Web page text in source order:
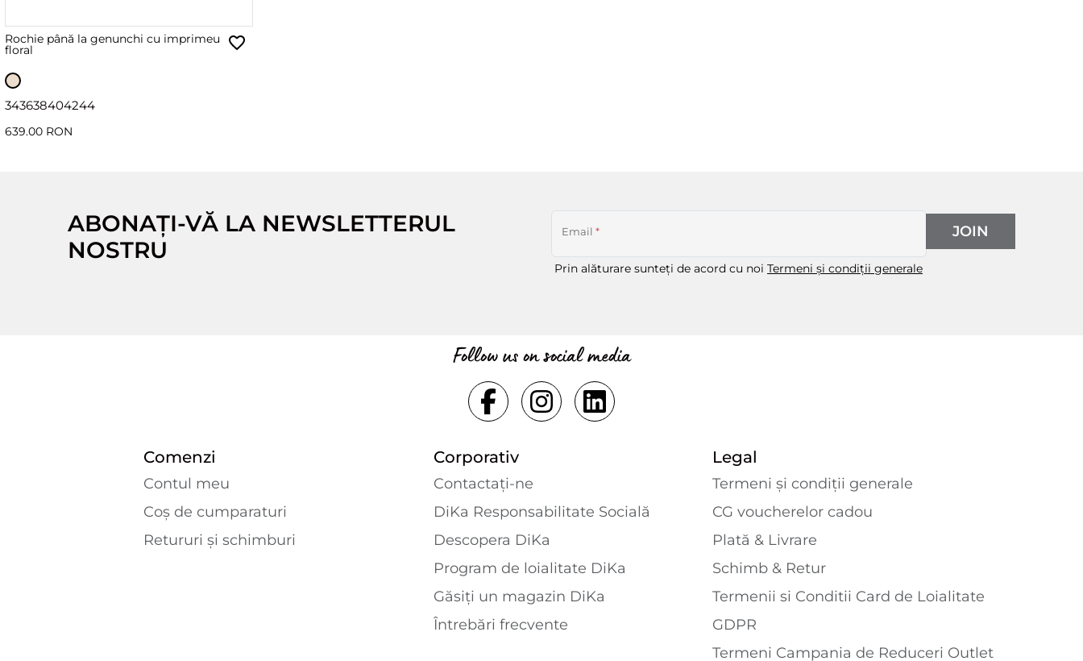
Rochie până la genunchi cu imprimeu
floral
343638404244
639.00 RON
ABONAȚI-VĂ LA NEWSLETTERUL
NOSTRU
Email *
Prin alăturare sunteți de acord cu noi Termeni și condiții generale
JOIN
Follow us on social media
Comenzi
Contul meu
Coș de cumparaturi
Retururi și schimburi
Corporativ
Contactaţi-ne
DiKa Responsabilitate Socială
Descopera DiKa
Program de loialitate DiKa
Găsiți un magazin DiKa
Întrebări frecvente
Legal
Termeni și condiții generale
CG voucherelor cadou
Plată & Livrare
Schimb & Retur
Termenii si Conditii Card de Loialitate
GDPR
Termeni Campania de Reduceri Outlet